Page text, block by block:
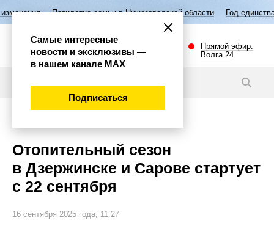
Пятилетие семьи в Нижегородской области Год единства народов
Прямой эфир.
Волга 24
Отопительный сезон
в Дзержинске и Сарове стартует
с 22 сентября
16 сентября 2025 года, 11:27
Самые интересные
новости и эксклюзивы —
в нашем канале МАХ
Подписаться